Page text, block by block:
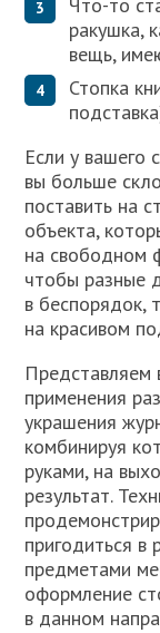
Что-то
ракушка,
вещь,
Стопка
Если у вашего
вы больше
поставить на
объекта,
на свободном
чтобы разные
в беспорядок,
на красивом
Представляем
применения
украшения
комбинируя
руками, на
результат.
пригодиться
предметами
оформление
в данном